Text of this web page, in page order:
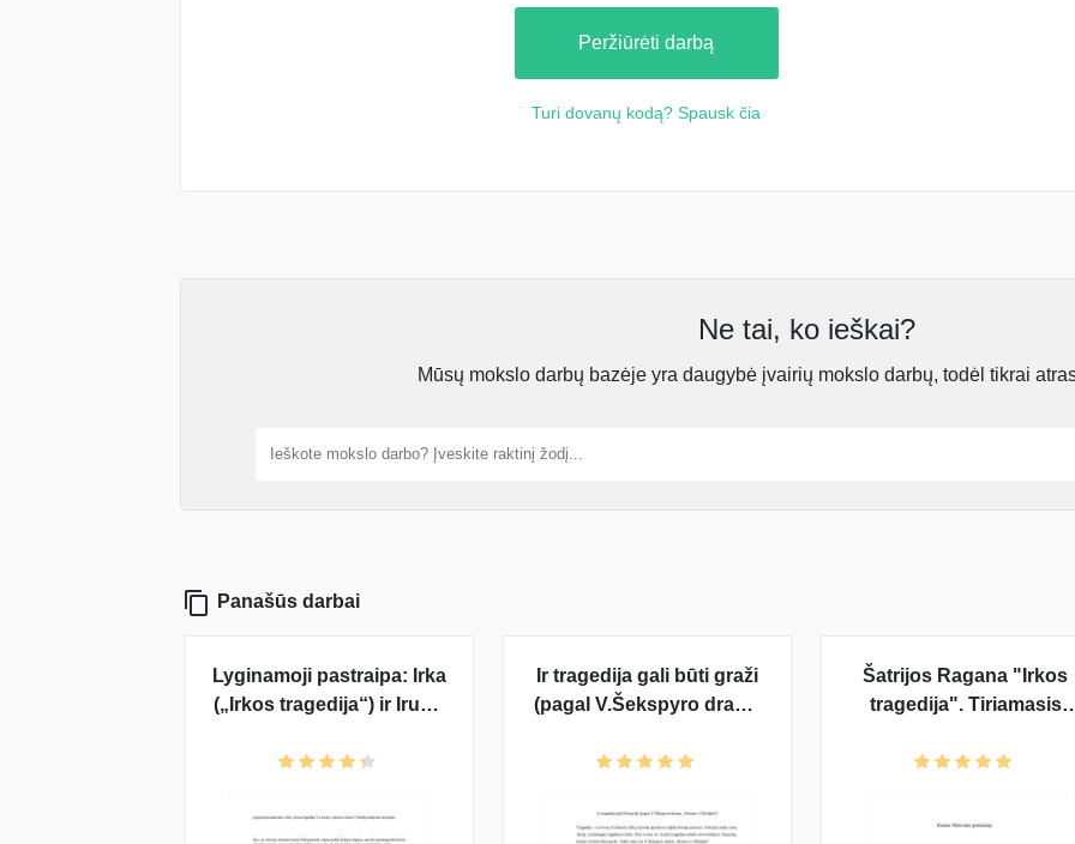
Peržiūrėti darbą
Turi dovanų kodą? Spausk čia
Ne tai, ko ieškai?
Mūsų mokslo darbų bazėje yra daugybė įvairių mokslo darbų, todėl tikrai
Panašūs darbai
Lyginamoji pastraipa: Irka
(„Irkos tragedija“) ir Irusia
Raganos kūryboje
Ir tragedija gali būti graži
(pagal V.Šekspyro dramą
Šatrijos Ragana "Irkos
tragedija". Tiriamasis